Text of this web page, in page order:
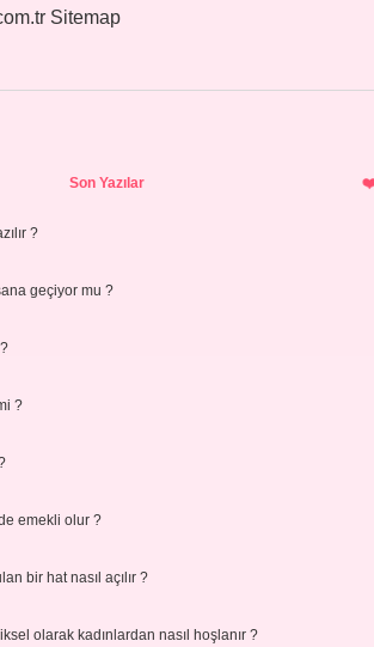
Sitemap
Son Yazılar
?
geçiyor mu ?
?
emekli olur ?
bir hat nasıl açılır ?
olarak kadınlardan nasıl hoşlanır ?